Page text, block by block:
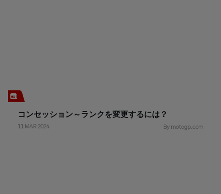
コンセッション～ランクを変更するには？
11 MAR 2024 By motogp.com